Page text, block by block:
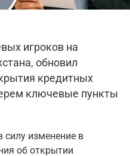
игроков на
обновил
кредитных
ключевые пункты
силу изменение в
об открытии